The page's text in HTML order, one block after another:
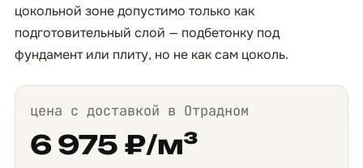
цокольной зоне допустимо только как
подготовительный слой — подбетонку под
фундамент или плиту, но не как сам цоколь.
цена с доставкой в Отрадном
6 975 ₽/м³